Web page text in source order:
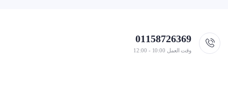
01158726369
وقت العمل 10:00 - 12:00